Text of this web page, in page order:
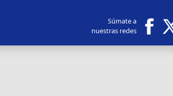
Súmate a
nuestras redes